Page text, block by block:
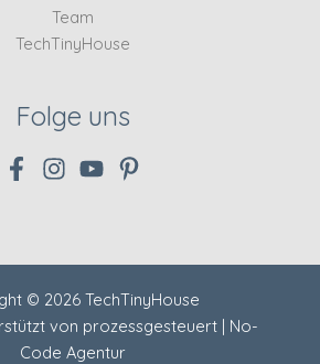
Team
TechTinyHouse
Folge uns
© 2026 TechTinyHouse
von prozessgesteuert | No-
Code Agentur